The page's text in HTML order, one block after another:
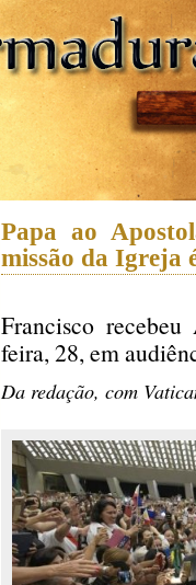
Papa ao
missão da Igreja
Francisco
feira, 28, em
Da redação, com